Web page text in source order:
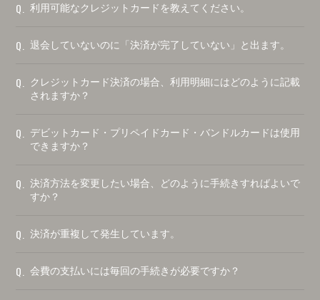
Q. 利用可能なクレジットカードを教えてください。
Q. 退会していないのに「決済が完了していない」と出ます。
Q.
クレジットカード決済の場合、利用明細にはどのように記載
されますか？
Q.
デビットカード・プリペイドカード・バンドルカードは使用
できますか？
Q.
決済方法を変更したい場合、どのように手続きすればよいで
すか？
Q. 決済が重複して発生しています。
Q. 会費の支払いには毎回の手続きが必要ですか？